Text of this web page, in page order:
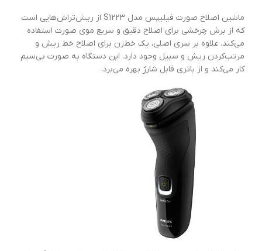
ماشین اصلاح صورت فیلیپس مدل S1223 از ریش‌تراش‌هایی است
که از برش چرخشی برای اصلاح دقیق و سریع موی صورت استفاده
می‌کند. علاوه بر سری اصلی، یک خط‌زن برای اصلاح خط ریش و
مرتب‌کردن ریش و سبیل وجود دارد. این دستگاه به صورت بی‌سیم
کار می‌کند و از باتری قابل شارژ بهره می‌برد.